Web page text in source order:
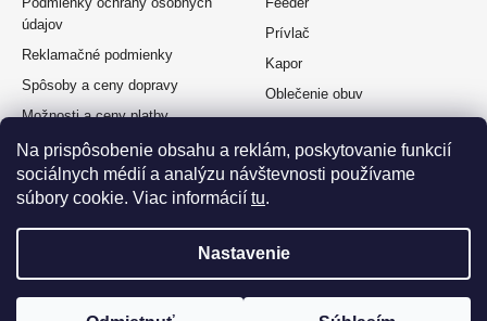
Na prispôsobenie obsahu a reklám, poskytovanie funkcií
sociálnych médií a analýzu návštevnosti používame
súbory cookie. Viac informácií tu.
Nastavenie
údajov
Reklamačné podmienky
Spôsoby a ceny dopravy
Možnosti a ceny platby
Splátkový predaj
Odstúpenie od zmluvy
Prívlač
Kapor
Oblečenie obuv
Muškárina
Vytvoril Shoptet Premium